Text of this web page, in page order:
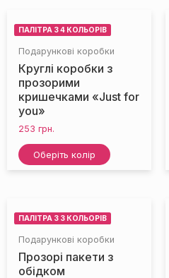
ПАЛІТРА З 4 КОЛЬОРІВ
Подарункові коробки
Круглі коробки з
прозорими
кришечками «Just for
you»
253 грн.
Оберіть колір
ПАЛІТРА З 3 КОЛЬОРІВ
НЕМАЄ НА СКЛАДІ
Подарункові коробки
Прозорі пакети з
обідком